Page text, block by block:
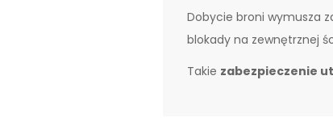
Dobycie broni wymusza
blokady na zewnętrznej
Takie zabezpieczenie